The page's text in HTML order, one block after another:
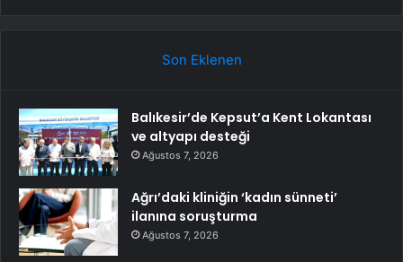
Son Eklenen
Balıkesir’de Kepsut’a Kent Lokantası
ve altyapı desteği
Ağustos 7, 2026
Ağrı’daki kliniğin ‘kadın sünneti’
ilanına soruşturma
Ağustos 7, 2026